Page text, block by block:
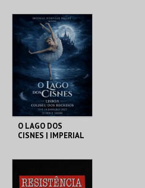
COLISEU DE LISBOA
MAIS INFO
COMPRAR
O LAGO DOS
CISNES | IMPERIAL